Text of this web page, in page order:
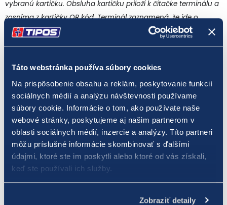
Táto webstránka používa súbory cookies
Na prispôsobenie obsahu a reklám, poskytovanie funkcií
sociálnych médií a analýzu návštevnosti používame
súbory cookie. Informácie o tom, ako používate naše
webové stránky, poskytujeme aj našim partnerom v
oblasti sociálnych médií, inzercie a analýzy. Títo partneri
môžu príslušné informácie skombinovať s ďalšími
údajmi, ktoré ste im poskytli alebo ktoré od vás získali,
keď ste používali ich služby.
Zobraziť detaily
vybranú kartičku. Obsluha kartičku priloží k čítačke terminálu a
zosníma z kartičky QR kód. Terminál zaznamená, že ide o
stávku na náhodné čísla a vygeneruje príslušné potvrdenie o
uzatvorení stávky, ktoré zodpovedá zvolenej hodnote vo
od obsluhy potvrdenie o uzatvorení stávky,“vysvetlila
Podobová.Dodala, že takýto proces uzatvárania stávok je
veľmi pohodlný, rýchly, a zároveň dáva hráčovi pocit, že s
výberom príslušnej kartičky mal „šťastie vo svojich rukách“.
Nakrúcanie spotu v jedinečnej trafike, ktorú dnes už
nenájdete